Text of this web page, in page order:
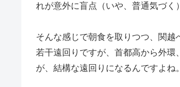
れが意外に盲点（いや、普通気づく
そんな感じで朝食を取りつつ、関
若干遠回りですが、首都高から外
が、結構な遠回りになるんですよね